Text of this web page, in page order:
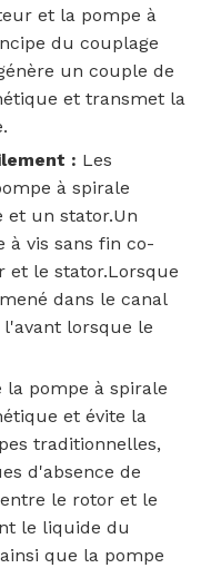
et la pompe à
du couplage
un couple de
et transmet la
: Les
à spirale
un stator.Un
à vis sans fin co-
et le stator.Lorsque
dans le canal
lorsque le
la pompe à spirale
et évite la
traditionnelles,
d'absence de
le rotor et le
le liquide du
que la pompe